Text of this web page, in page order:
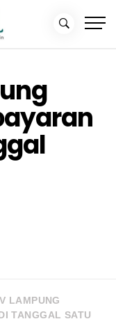
LAMPUNG
TANGGAL SATU